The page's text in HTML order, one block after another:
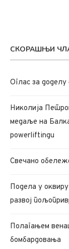
СКОРАШЊИ
Oглас за
Николија
медаље на
powerliftingu
Свечано
Подела у
развој
Полагањем
бомбардовања